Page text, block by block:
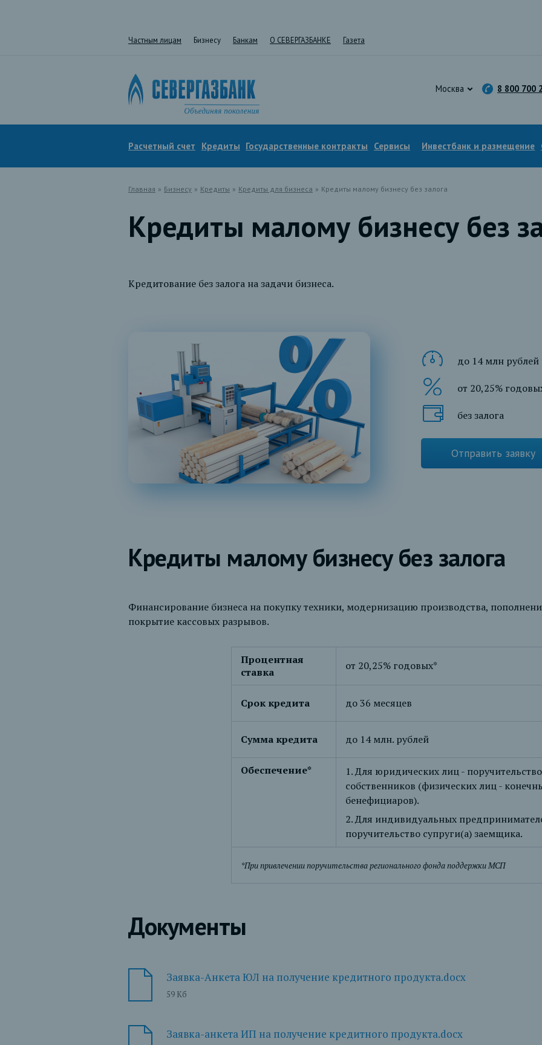
Частным лицам Бизнесу Банкам О СЕВЕРГАЗБАНКЕ Газета
Москва 8 800 700
Расчетный счет Кредиты Государственные контракты Сервисы Инвестбанк и размещение
Главная » Бизнесу » Кредиты » Кредиты для бизнеса » Кредиты малому бизнесу без залога
Кредиты малому бизнесу без
Кредитование без залога на задачи бизнеса.
до 14 млн рублей
от 20,25%
без залога
Отправить заявку
Кредиты малому бизнесу без залога
Финансирование бизнеса на покупку техники, модернизацию производства,
покрытие кассовых разрывов.
Процентная
ставка
от 20,25% годовых*
Срок кредита до 36 месяцев
Сумма кредита до 14 млн. рублей
Обеспечение*
1. Для юридических лиц - поручительство
собственников (физических лиц -
бенефициаров).
2. Для индивидуальных
поручительство супруги(а) заемщика.
*При привлечении поручительства регионального фонда поддержки МСП
Документы
Заявка-Анкета ЮЛ на получение кредитного продукта.docx
59 Кб
Заявка-анкета ИП на получение кредитного продукта.docx